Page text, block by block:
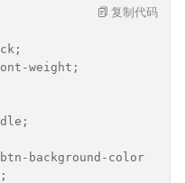
weight;
background-color;
复制代码